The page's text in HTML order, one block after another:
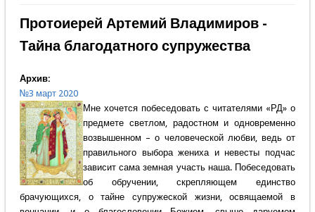
Протоиерей Артемий Владимиров -
Тайна благодатного супружества
Архив:
№3 март 2020
Мне хочется побеседовать с читателями «РД» о
предмете светлом, радостном и одновременно
возвышенном – о человеческой любви, ведь от
правильного выбора жениха и невесты подчас
зависит сама земная участь наша. Побеседовать
об обручении, скрепляющем единство
брачующихся, о тайне супружеской жизни, освящаемой в